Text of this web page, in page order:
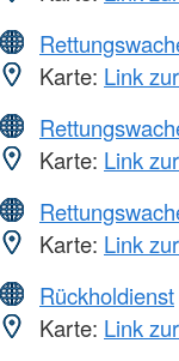
Karte: Link
Karte: Link
Karte: Link
Rückholdienst
Karte: Link